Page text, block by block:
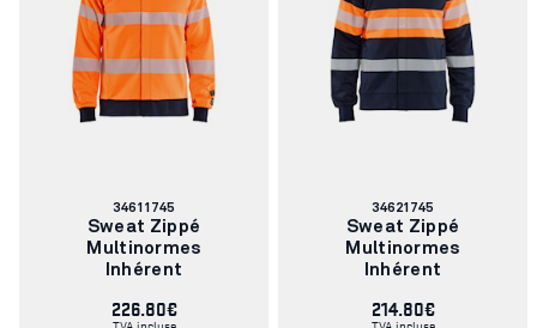
Numéro
d'article:
34611745
Sweat Zippé
Multinormes
Inhérent
226.80€
TVA incluse
Numéro
d'article:
34621745
Sweat Zippé
Multinormes
Inhérent
214.80€
TVA incluse